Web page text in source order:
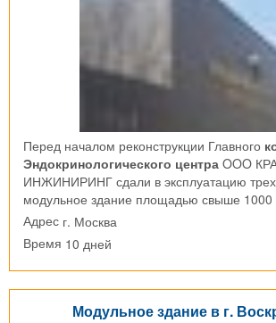
Перед началом реконструкции Главного
Эндокринологического центра OOO
ИНЖИНИРИНГ сдали в эксплуатацию
модульное здание площадью свыше 1000
Адрес г. Москва
Время 10 дней
Модульное здание в г.